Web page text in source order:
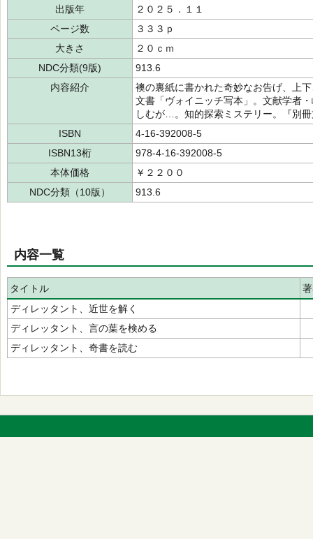
出版年
２０２５．１１
ページ数
３３３ｐ
大きさ
２０ｃｍ
NDC分類(9版)
913.6
内容紹介
襖の裏紙に書かれた奇妙なお告げ、上
文書「ヴォイニッチ写本」。文献学者
しむが…。知的探索ミステリー。『別
ISBN
4-16-392008-5
ISBN13桁
978-4-16-392008-5
本体価格
￥２２００
NDC分類（10版）
913.6
内容一覧
タイトル
ディレッタント、近世を解く
ディレッタント、言の葉を検める
ディレッタント、奇書を読む